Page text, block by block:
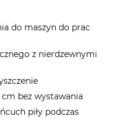
do maszyn do prac
z nierdzewnymi
bez wystawania
piły podczas